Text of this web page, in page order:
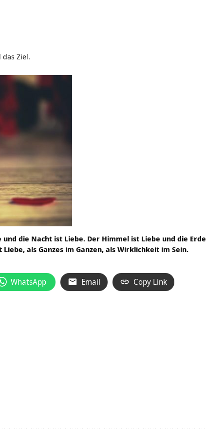
Ziel.
die Nacht ist Liebe. Der Himmel ist Liebe und die Erde
als Ganzes im Ganzen, als Wirklichkeit im Sein.
WhatsApp Email Copy Link